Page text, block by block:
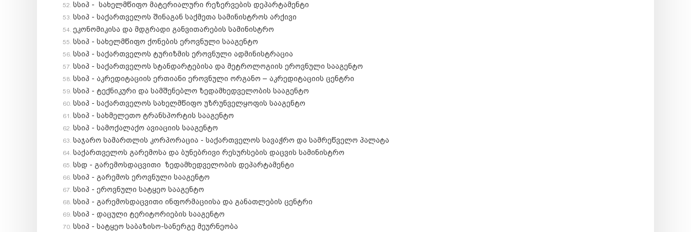
სსიპ - სახელმწიფო მატერიალური რეზერვების დეპარტამენტი
სსიპ - საქართველოს შინაგან საქმეთა სამინისტროს არქივი
ეკონომიკისა და მდგრადი განვითარების სამინისტრო
სსიპ - სახელმწიფო ქონების ეროვნული სააგენტო
სსიპ - საქართველოს ტურიზმის ეროვნული ადმინისტრაცია
სსიპ - საქართველოს სტანდარტებისა და მეტროლოგიის ეროვნული სააგენტო
სსიპ - აკრედიტაციის ერთიანი ეროვნული ორგანო – აკრედიტაციის ცენტრი
სსიპ - ტექნიკური და სამშენებლო ზედამხედველობის სააგენტო
სსიპ - საქართველოს სახელმწიფო უზრუნველყოფის სააგენტო
სსიპ - სახმელეთო ტრანსპორტის სააგენტო
სსიპ - სამოქალაქო ავიაციის სააგენტო
საჯარო სამართლის კორპორაცია - საქართველოს სავაჭრო და სამრეწველო პალატა
საქართველოს გარემოსა და ბუნებრივი რესურსების დაცვის სამინისტრო
სსდ - გარემოსდაცვითი ზედამხედველობის დეპარტამენტი
სსიპ - გარემოს ეროვნული სააგენტო
სსიპ - ეროვნული სატყეო სააგენტო
სსიპ - გარემოსდაცვითი ინფორმაციისა და განათლების ცენტრი
სსიპ - დაცული ტერიტორიების სააგენტო
სსიპ - სატყეო საბაზისო-სანერგე მეურნეობა